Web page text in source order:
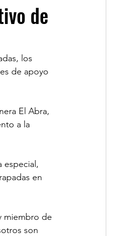
de
los
de apoyo
El Abra,
a la
especial,
en
miembro de
son